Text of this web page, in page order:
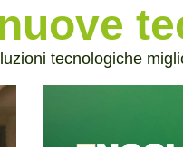
tecnologiche